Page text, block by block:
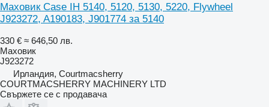
Маховик Case IH 5140, 5120, 5130, 5220, Flywheel
J923272, A190183, J901774 за 5140
330 € ≈ 646,50 лв.
Маховик
J923272
Ирландия, Courtmacsherry
COURTMACSHERRY MACHINERY LTD
Свържете се с продавача